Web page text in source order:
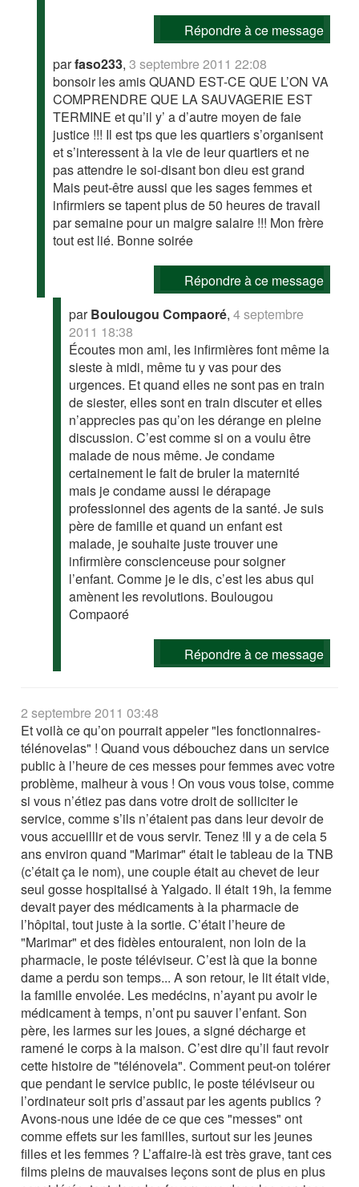
Répondre à ce message
parfaso233,3 septembre 2011 22:08
bonsoir les amis QUAND EST-CE QUE L’ON VA
COMPRENDRE QUE LA SAUVAGERIE EST
TERMINE et qu’il y’ a d’autre moyen de faie
justice !!! Il est tps que les quartiers s’organisent
et s’interessent à la vie de leur quartiers et ne
pas attendre le soi-disant bon dieu est grand
Mais peut-être aussi que les sages femmes et
infirmiers se tapent plus de 50 heures de travail
par semaine pour un maigre salaire !!! Mon frère
tout est lié. Bonne soirée
Répondre à ce message
parBoulougou Compaoré,4 septembre
2011 18:38
Écoutes mon ami, les infirmières font même la
sieste à midi, même tu y vas pour des
urgences. Et quand elles ne sont pas en train
de siester, elles sont en train discuter et elles
n’apprecies pas qu’on les dérange en pleine
discussion. C’est comme si on a voulu être
malade de nous même. Je condame
certainement le fait de bruler la maternité
mais je condame aussi le dérapage
professionnel des agents de la santé. Je suis
père de famille et quand un enfant est
malade, je souhaite juste trouver une
infirmière conscienceuse pour soigner
l’enfant. Comme je le dis, c’est les abus qui
amènent les revolutions. Boulougou
Compaoré
Répondre à ce message
2 septembre 2011 03:48
Et voilà ce qu’on pourrait appeler "les fonctionnaires-
télénovelas" ! Quand vous débouchez dans un service
public à l’heure de ces messes pour femmes avec votre
problème, malheur à vous ! On vous vous toise, comme
si vous n’étiez pas dans votre droit de solliciter le
service, comme s’ils n’étaient pas dans leur devoir de
vous accueillir et de vous servir. Tenez !Il y a de cela 5
ans environ quand "Marimar" était le tableau de la TNB
(c’était ça le nom), une couple était au chevet de leur
seul gosse hospitalisé à Yalgado. Il était 19h, la femme
devait payer des médicaments à la pharmacie de
l’hôpital, tout juste à la sortie. C’était l’heure de
"Marimar" et des fidèles entouraient, non loin de la
pharmacie, le poste téléviseur. C’est là que la bonne
dame a perdu son temps... A son retour, le lit était vide,
la famille envolée. Les medécins, n’ayant pu avoir le
médicament à temps, n’ont pu sauver l’enfant. Son
père, les larmes sur les joues, a signé décharge et
ramené le corps à la maison. C’est dire qu’il faut revoir
cette histoire de "télénovela". Comment peut-on tolérer
que pendant le service public, le poste téléviseur ou
l’ordinateur soit pris d’assaut par les agents publics ?
Avons-nous une idée de ce que ces "messes" ont
comme effets sur les familles, surtout sur les jeunes
filles et les femmes ? L’affaire-là est très grave, tant ces
films pleins de mauvaises leçons sont de plus en plus